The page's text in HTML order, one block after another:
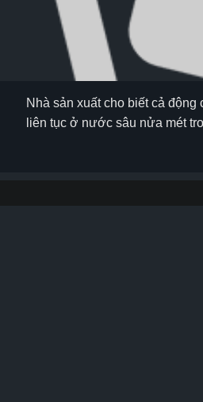
Nhà sản xuất cho biết cả
liên tục ở nước sâu nửa mét